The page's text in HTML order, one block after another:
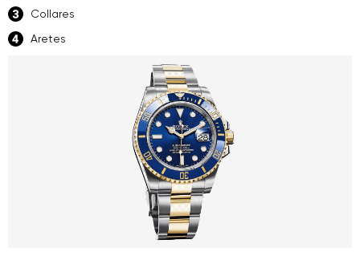
Collares
Aretes